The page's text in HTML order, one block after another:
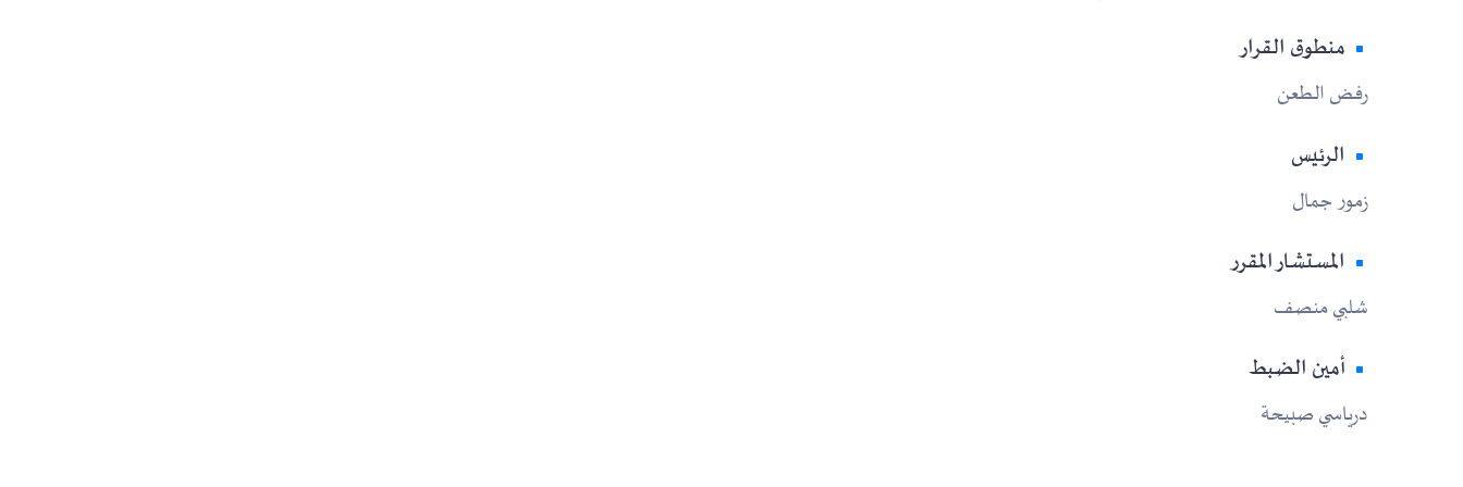
منطوق القرار
رفض الطعن
الرئيس
زمور جمال
المستشار المقرر
شلبي منصف
أمين الضبط
درياسي صبيحة